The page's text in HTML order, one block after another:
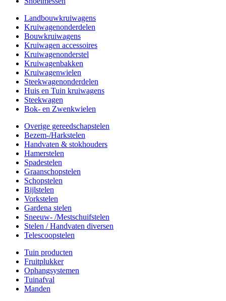
Landbouwkruiwagens
Kruiwagenonderdelen
Bouwkruiwagens
Kruiwagen accessoires
Kruiwagenonderstel
Kruiwagenbakken
Kruiwagenwielen
Steekwagenonderdelen
Huis en Tuin kruiwagens
Steekwagen
Bok- en Zwenkwielen
Overige gereedschapstelen
Bezem-/Harkstelen
Handvaten & stokhouders
Hamerstelen
Spadestelen
Graanschopstelen
Schopstelen
Bijlstelen
Vorkstelen
Gardena stelen
Sneeuw- /Mestschuifstelen
Stelen / Handvaten diversen
Telescoopstelen
Tuin producten
Fruitplukker
Ophangsystemen
Tuinafval
Manden